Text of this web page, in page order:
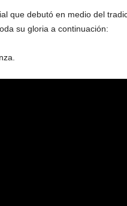
que debutó en medio del
su gloria a continuación: